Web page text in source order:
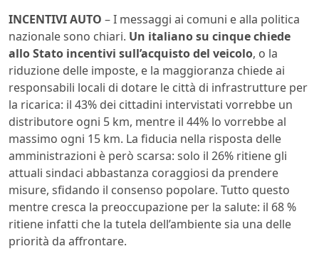
INCENTIVI AUTO – I messaggi ai comuni e alla politica
nazionale sono chiari. Un italiano su cinque chiede
allo Stato incentivi sull’acquisto del veicolo, o la
riduzione delle imposte, e la maggioranza chiede ai
responsabili locali di dotare le città di infrastrutture per
la ricarica: il 43% dei cittadini intervistati vorrebbe un
distributore ogni 5 km, mentre il 44% lo vorrebbe al
massimo ogni 15 km. La fiducia nella risposta delle
amministrazioni è però scarsa: solo il 26% ritiene gli
attuali sindaci abbastanza coraggiosi da prendere
misure, sfidando il consenso popolare. Tutto questo
mentre cresca la preoccupazione per la salute: il 68 %
ritiene infatti che la tutela dell’ambiente sia una delle
priorità da affrontare.